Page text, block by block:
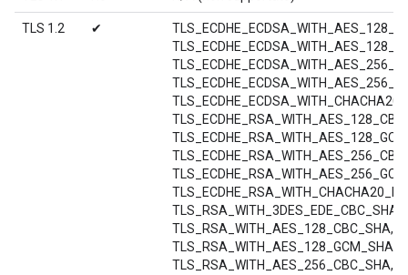
TLS 1.2 ✔
TLS_RSA_WITH_3DES_EDE_CBC_SHA,
TLS_RSA_WITH_AES_128_CBC_SHA,
TLS_RSA_WITH_AES_256_CBC_SHA,